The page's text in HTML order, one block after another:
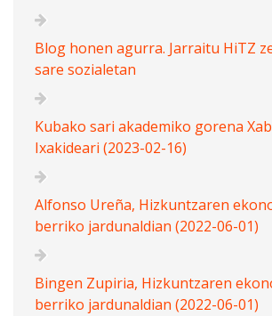
Blog honen agurra. Jarraitu HiTZ
sare sozialetan
Kubako sari akademiko gorena
Ixakideari (2023-02-16)
Alfonso Ureña, Hizkuntzaren
berriko jardunaldian (2022-06-01)
Bingen Zupiria, Hizkuntzaren
berriko jardunaldian (2022-06-01)